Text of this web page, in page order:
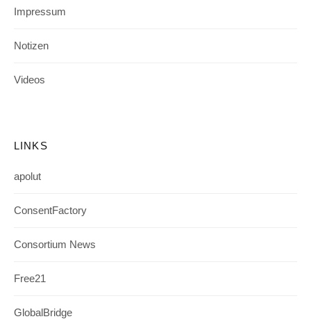
Impressum
Notizen
Videos
LINKS
apolut
ConsentFactory
Consortium News
Free21
GlobalBridge